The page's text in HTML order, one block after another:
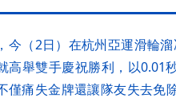
今（2日）在杭州亞運滑輪
高舉雙手慶祝勝利，以0.01
僅痛失金牌還讓隊友失去免